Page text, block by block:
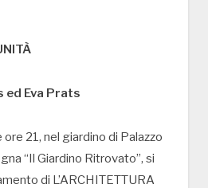
ed Eva Prats
21, nel giardino di Palazzo
“Il Giardino Ritrovato”, si
di L’ARCHITETTURA